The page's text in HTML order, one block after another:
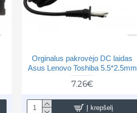
Orginalus pakrovėjo DC laidas
Asus Lenovo Toshiba 5.5*2.5mm
7.26€
Į krepšelį